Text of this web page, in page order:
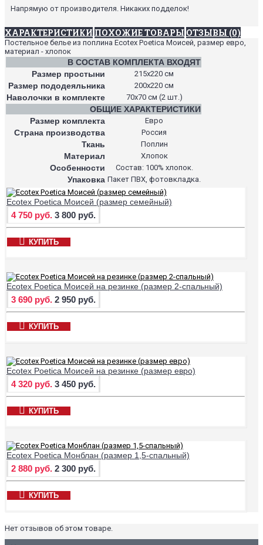
Напрямую от производителя. Никаких подделок!
ХАРАКТЕРИСТИКИ ПОХОЖИЕ ТОВАРЫ ОТЗЫВЫ (0)
Постельное белье из поплина Ecotex Poetica Моисей, размер евро,
материал - хлопок
В СОСТАВ КОМПЛЕКТА ВХОДЯТ
Размер простыни
215х220 см
Размер пододеяльника 200х220 см
Наволочки в комплекте 70х70 см (2 шт.)
ОБЩИЕ ХАРАКТЕРИСТИКИ
Размер комплекта
Евро
Страна производства Россия
Ткань Поплин
Материал Хлопок
Особенности Состав: 100% хлопок.
Упаковка Пакет ПВХ, фотовкладка.
Ecotex Poetica Моисей (размер семейный)
4 750 руб. 3 800 руб.
КУПИТЬ
Ecotex Poetica Моисей на резинке (размер 2-спальный)
3 690 руб. 2 950 руб.
КУПИТЬ
Ecotex Poetica Моисей на резинке (размер евро)
4 320 руб. 3 450 руб.
КУПИТЬ
Ecotex Poetica Монблан (размер 1,5-спальный)
2 880 руб. 2 300 руб.
КУПИТЬ
Нет отзывов об этом товаре.